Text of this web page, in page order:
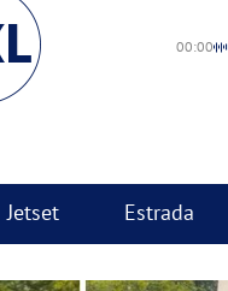
00:00
Jetset Estrada